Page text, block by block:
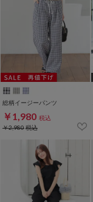
総柄イージーパンツ
￥1,980 税込
￥2,980税込